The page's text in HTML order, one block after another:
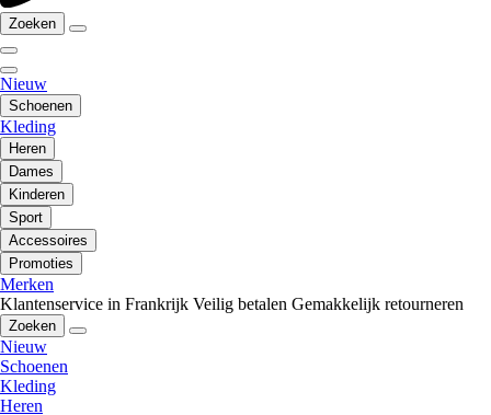
Zoeken
Nieuw
Schoenen
Kleding
Heren
Dames
Kinderen
Sport
Accessoires
Promoties
Merken
Klantenservice in Frankrijk Veilig betalen Gemakkelijk retourneren
Zoeken
Nieuw
Schoenen
Kleding
Heren